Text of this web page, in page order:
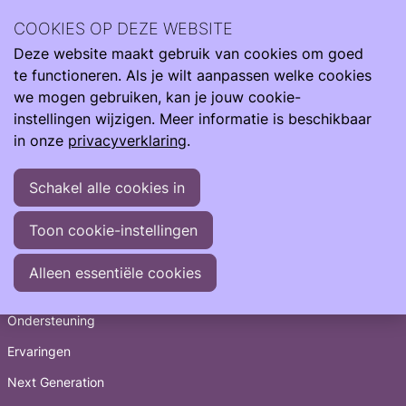
Zoeken
Archief 2024 november 2024
Archief > 2024 > november
26-11-2024-Met trots presenteert de Next
Generation Community het jaarprogramma 2025
14-11-2024-Volwassen doelgroep sluit zich aan bij
08-11-2024 -Oproep aan ouders: Help ons een
keuzehulp te ontwikkelen voor ouders van zieke
pasgeborenen
Snel naar
Informatie
Ondersteuning
Ervaringen
Next Generation
COOKIES OP DEZE WEBSITE
Deze website maakt gebruik van cookies om goed
te functioneren. Als je wilt aanpassen welke cookies
we mogen gebruiken, kan je jouw cookie-
instellingen wijzigen. Meer informatie is beschikbaar
in onze privacyverklaring.
Schakel alle cookies in
Toon cookie-instellingen
Alleen essentiële cookies